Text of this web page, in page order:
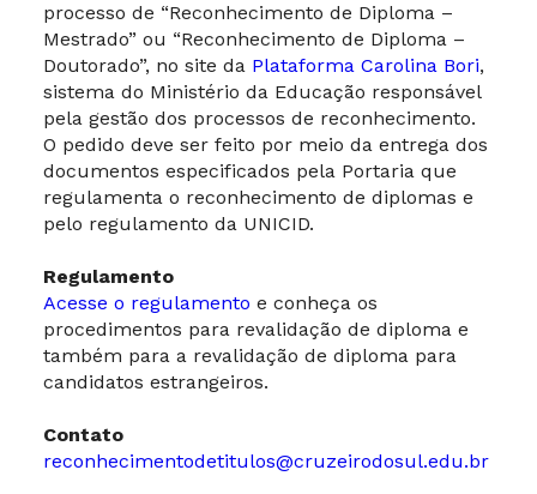
processo de “Reconhecimento de Diploma –
Mestrado” ou “Reconhecimento de Diploma –
Doutorado”, no site da Plataforma Carolina Bori,
sistema do Ministério da Educação responsável
pela gestão dos processos de reconhecimento.
O pedido deve ser feito por meio da entrega dos
documentos especificados pela Portaria que
regulamenta o reconhecimento de diplomas e
pelo regulamento da UNICID.
Regulamento
Acesse o regulamento e conheça os
procedimentos para revalidação de diploma e
também para a revalidação de diploma para
candidatos estrangeiros.
Contato
reconhecimentodetitulos@cruzeirodosul.edu.br